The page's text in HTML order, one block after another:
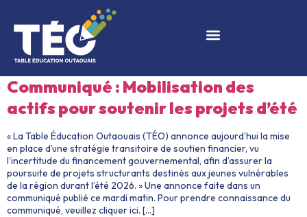
Communiqué : Mobilisation des
actifs pour soutenir les projets d’été
« La Table Éducation Outaouais (TÉO) annonce aujourd’hui la mise
en place d’une stratégie transitoire de soutien financier, vu
l’incertitude du financement gouvernemental, afin d’assurer la
poursuite de projets structurants destinés aux jeunes vulnérables
de la région durant l’été 2026. » Une annonce faite dans un
communiqué publié ce mardi matin. Pour prendre connaissance du
communiqué, veuillez cliquer ici. […]